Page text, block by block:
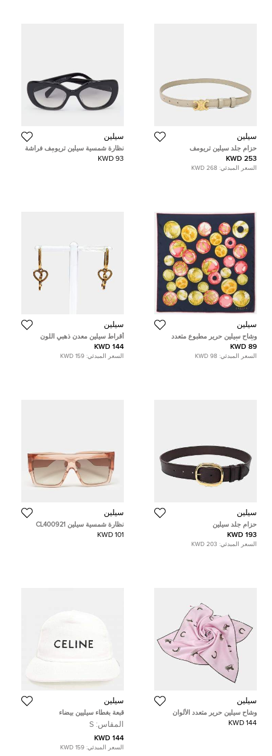
سيلين
حزام جلد سيلين تريومف
253 KWD
السعر المبدئي: 268 KWD
سيلين
نظارة شمسية سيلين تريومف فراشة
CL40226U متدرج رمادي/أسود
93 KWD
سيلين
وشاح سيلين حرير مطبوع متعدد
الألوان أزرق كحلي
89 KWD
السعر المبدئي: 98 KWD
سيلين
أقراط سيلين معدن ذهبي اللون
144 KWD
السعر المبدئي: 159 KWD
سيلين
حزام جلد سيلين
193 KWD
السعر المبدئي: 203 KWD
سيلين
نظارة شمسية سيلين CL400921
مربعة بني/رمادي متدرجة
101 KWD
سيلين
وشاح سيلين حرير متعدد الألوان
144 KWD
سيلين
قبعة بغطاء سيليين بيضاء
المقاس: S
144 KWD
السعر المبدئي: 159 KWD